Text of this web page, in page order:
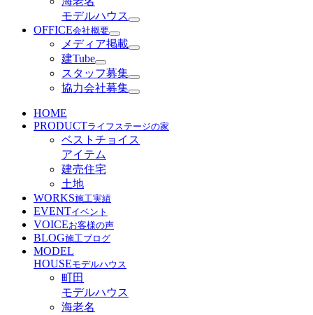
モデルハウス
OFFICE会社概要
メディア掲載
建Tube
スタッフ募集
協力会社募集
HOME
PRODUCTライフステージの家
ベストチョイス
アイテム
建売住宅
土地
WORKS施工実績
EVENTイベント
VOICEお客様の声
BLOG施工ブログ
MODEL
HOUSEモデルハウス
町田
モデルハウス
海老名